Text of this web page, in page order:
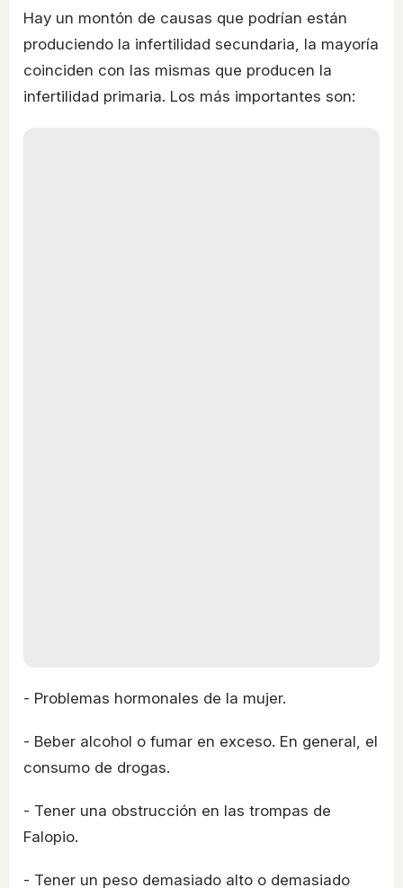
Hay un montón de causas que podrían están
produciendo la infertilidad secundaria, la mayoría
coinciden con las mismas que producen la
infertilidad primaria. Los más importantes son:
- Problemas hormonales de la mujer.
- Beber alcohol o fumar en exceso. En general, el
consumo de drogas.
- Tener una obstrucción en las trompas de
Falopio.
- Tener un peso demasiado alto o demasiado